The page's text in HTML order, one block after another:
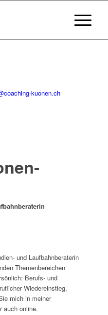
kuonen.ch
und Laufbahnberaterin
Themenbereichen
Berufs- und
Wiedereinstieg,
mich in meiner
auch online.